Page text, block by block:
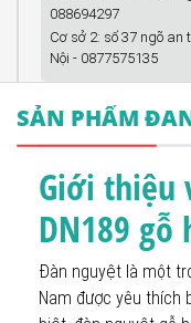
088694297
Cơ sở 2: số 37 ngõ
Nội - 0877575135
SẢN PHẨM
Giới thiệu
DN189 gỗ
Đàn nguyệt là một
Nam được yêu thích